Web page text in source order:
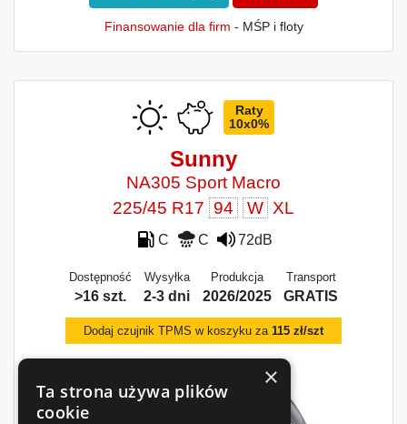
Finansowanie dla firm - MŚP i floty
Raty
10x0%
Sunny
NA305 Sport Macro
225/45 R17 94 W XL
C C 72dB
Dostępność
>16 szt.
Wysyłka
2-3 dni
Produkcja
2026/2025
Transport
GRATIS
Dodaj czujnik TPMS w koszyku za 115 zł/szt
×
Ta strona używa plików
cookie